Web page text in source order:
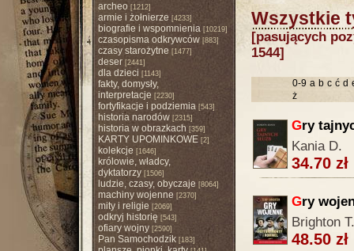
archeo [1212]
armie i żołnierze [4233]
biografie i wspomnienia[10219]
czasopisma odkrywców[883]
czasy starożytne [1477]
deser[2441]
dla dzieci [1143]
fakty, domysły,
interpretacje [2230]
fortyfikacje i podziemia[543]
historia narodów[2315]
historia w obrazkach [359]
KARTY UPOMINKOWE[2]
kolekcje [1646]
królowie, władcy,
dyktatorzy[1506]
ludzie, czasy, obyczaje [8064]
machiny wojenne [2370]
mity i religie [2069]
odkryj historię[543]
ofiary wojny[2590]
Pan Samochodzik[183]
Wszystkie
[pasujących
1544]
0-9 a b c ć d
ż
Gry
Kania D.
34.70 zł
Gry
Brighton T.
48.50 zł